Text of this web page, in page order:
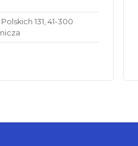
131, 41-300